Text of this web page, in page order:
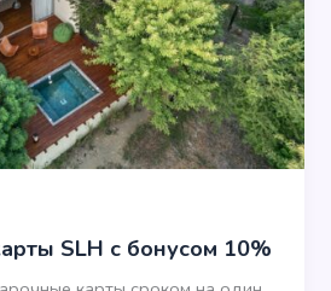
SLH с бонусом 10%